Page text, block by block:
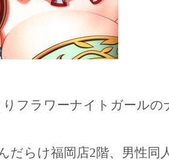
フラワーナイトガールの
だらけ福岡店2階、男性同